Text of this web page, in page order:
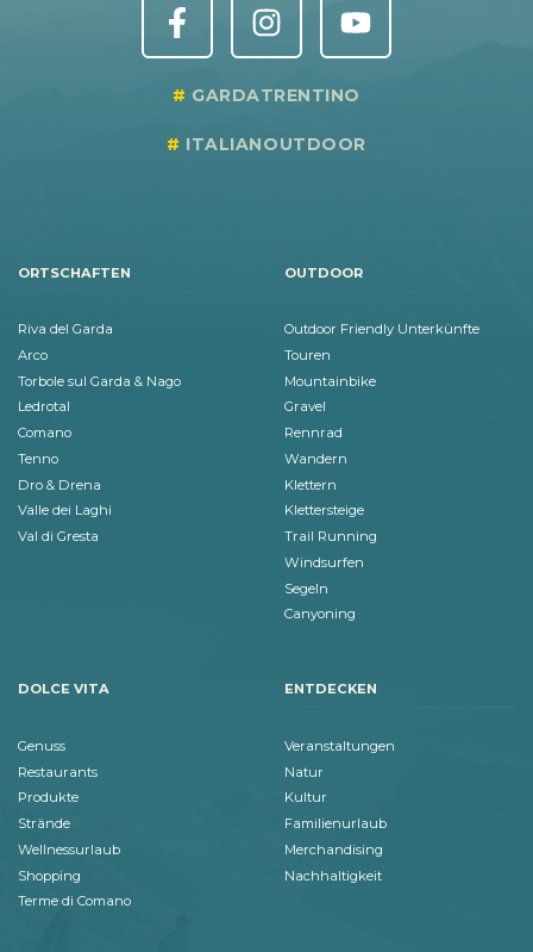
GARDATRENTINO
ITALIANOUTDOOR
ORTSCHAFTEN
Riva del Garda
Arco
Torbole sul Garda & Nago
Ledrotal
Comano
Tenno
Dro & Drena
Valle dei Laghi
Val di Gresta
OUTDOOR
Outdoor Friendly Unterkünfte
Touren
Mountainbike
Gravel
Rennrad
Wandern
Klettern
Klettersteige
Trail Running
Windsurfen
Segeln
Canyoning
DOLCE VITA
Genuss
Restaurants
Produkte
Strände
Wellnessurlaub
Shopping
Terme di Comano
ENTDECKEN
Veranstaltungen
Natur
Kultur
Familienurlaub
Merchandising
Nachhaltigkeit